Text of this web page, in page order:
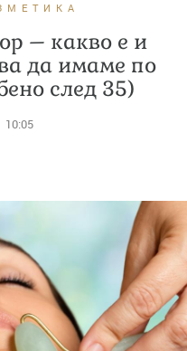
– какво е и
да имаме по
след 35)
10:05